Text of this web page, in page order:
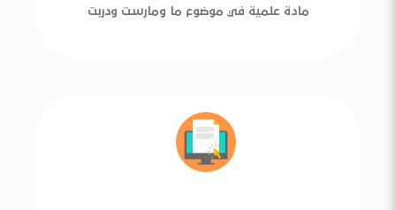
مادة علمية في موضوع ما ومارست ودربت